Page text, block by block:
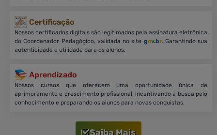
Certificação
Nossos certificados digitais são legitimados pela assinatura eletrônica
do Coordenador Pedagógico, validada no site gov.br. Garantindo sua
autenticidade e utilidade para os alunos.
Aprendizado
Nossos cursos que oferecem uma oportunidade única de
aprimoramento e crescimento profissional, incentivando a busca pelo
conhecimento e preparando os alunos para novas conquistas.
Saiba Mais